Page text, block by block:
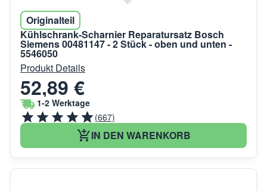
Originalteil
Kühlschrank-Scharnier Reparatursatz Bosch
Siemens 00481147 - 2 Stück - oben und unten -
5546050
Produkt Details
52,89 €
1-2 Werktage
(667)
IN DEN WARENKORB